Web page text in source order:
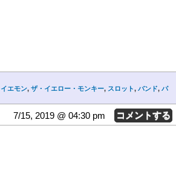
イエモン, ザ・イエロー・モンキー, スロット, バンド, パ
7/15, 2019 @ 04:30 pm コメントする